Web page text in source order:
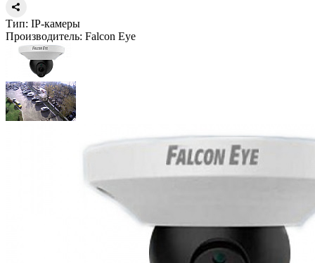
Тип: IP-камеры
Производитель: Falcon Eye